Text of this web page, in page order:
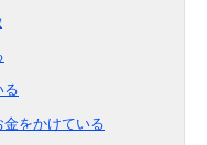
をかけている